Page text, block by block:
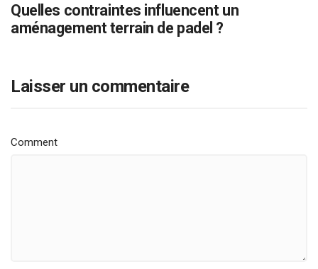
Quelles contraintes influencent un
aménagement terrain de padel ?
Laisser un commentaire
Comment